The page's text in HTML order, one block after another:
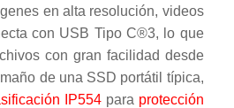
en alta resolución, videos
con USB Tipo C®3, lo que
con gran facilidad desde
de una SSD portátil típica,
IP554para protección